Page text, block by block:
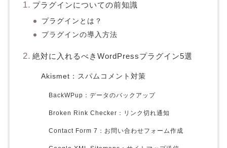
プラグインについての前知識
プラグインとは？
プラグインの導入方法
絶対に入れるべきWordPressプラグイン5選
Akismet：スパムコメント対策
BackWPup：データのバックアップ
Broken Rink Checker：リンク切れ通知
Contact Form 7：お問い合わせフォーム作成